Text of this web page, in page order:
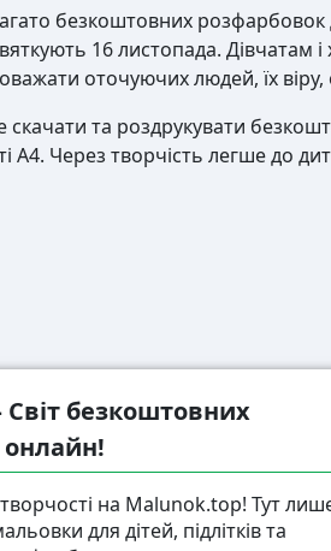
безкоштовних
16 листопада.
оточуючих людей, їх віру,
та роздрукувати
А4. Через творчість легше до
безкоштовних
творчості на Malunok.top! Тут
для дітей, підлітків та